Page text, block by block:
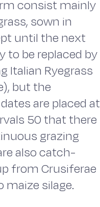
consist mainly
sown in
until the next
to be replaced by
Italian Ryegrass
but the
are placed at
50 that there
grazing
also catch-
from Crusiferae
silage.